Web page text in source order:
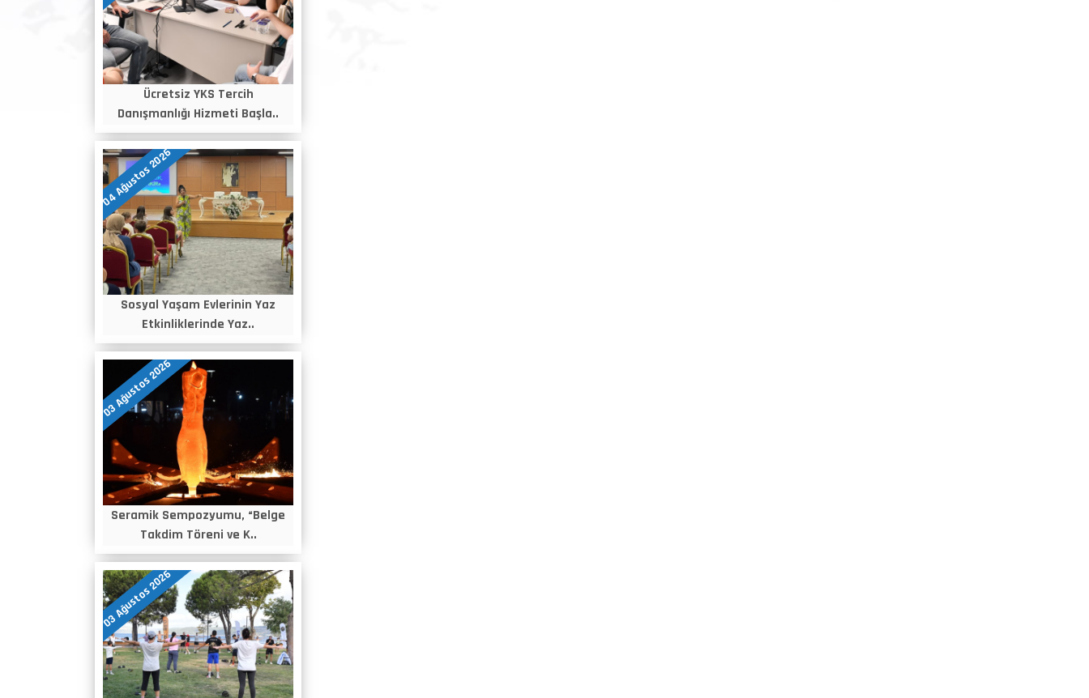
Ücretsiz YKS Tercih
Danışmanlığı Hizmeti Başla..
04 Ağustos 2026
Sosyal Yaşam Evlerinin Yaz
Etkinliklerinde Yaz..
03 Ağustos 2026
Seramik Sempozyumu, “Belge
Takdim Töreni ve K..
03 Ağustos 2026